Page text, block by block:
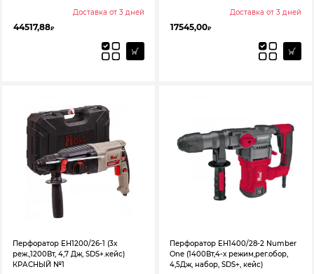
Доставка от 3 дней
44517,88₽
Доставка от 3 дней
17545,00₽
Перфоратор EH1200/26-1 (3х
реж.,1200Вт, 4,7 Дж, SDS+.кейс)
КРАСНЫЙ №1
Перфоратор EH1400/28-2 Number
One (1400Вт,4-х режим,рег.обор,
4,5Дж, набор, SDS+, кейс)